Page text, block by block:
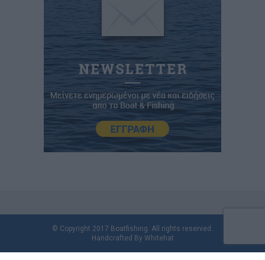
© Copyright 2017 Boatfishing. All rights reserved.
Handcrafted By Whitehat